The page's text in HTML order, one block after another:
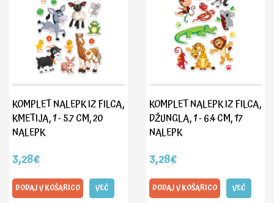
KOMPLET NALEPK IZ FILCA,
KMETIJA, 1 - 5.7 CM, 20
NALEPK
3,28€
DODAJ V KOŠARICO VEČ
KOMPLET NALEPK IZ FILCA,
DŽUNGLA, 1 - 6.4 CM, 17
NALEPK
3,28€
DODAJ V KOŠARICO VEČ